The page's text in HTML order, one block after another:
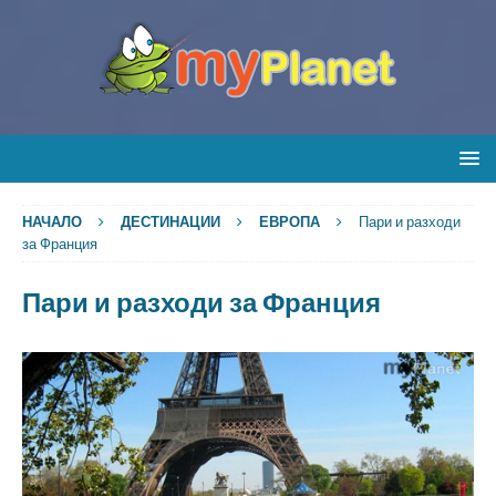
НАЧАЛО ДЕСТИНАЦИИ ЕВРОПА
Пари и разходи
за Франция
Пари и разходи за Франция